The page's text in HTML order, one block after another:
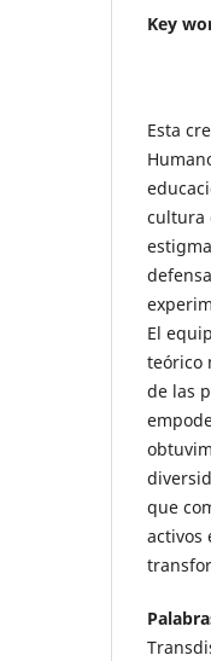
Key
Esta
cultura
El
teórico
de las
que
activos